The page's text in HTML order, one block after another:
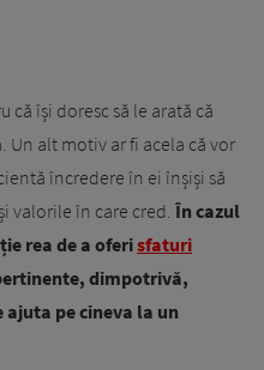
că își doresc să le arată că
Un alt motiv ar fi acela că vor
încredere în ei înșiși să
valorile în care cred. În cazul
rea de a oferisfaturi
dimpotrivă,
pe cineva la un